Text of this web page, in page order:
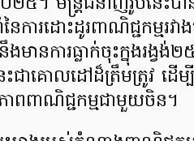
ៃការដោះដូរពាណិជ្ជកម្មរវ
មានការធ្លាក់ចុះក្នុងរង្វង់២
ះជាគោលដៅដ៏ត្រឹមត្រូវ ដើ
ពពាណិជ្ជកម្មជាមួយចិន។